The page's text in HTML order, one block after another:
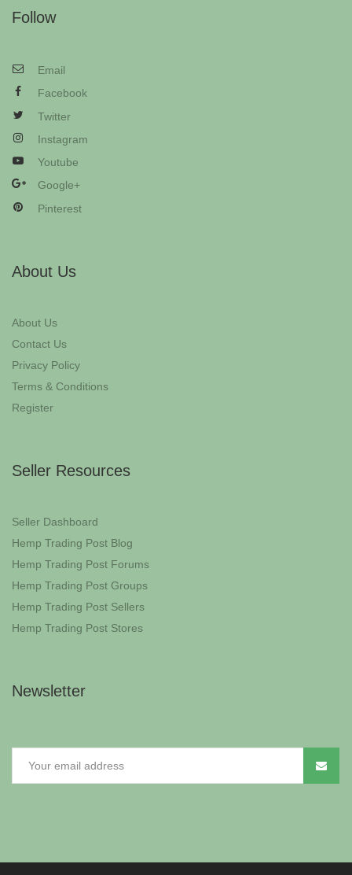
Follow
Email
Facebook
Twitter
Instagram
Youtube
Google+
Pinterest
About Us
About Us
Contact Us
Privacy Policy
Terms & Conditions
Register
Seller Resources
Seller Dashboard
Hemp Trading Post Blog
Hemp Trading Post Forums
Hemp Trading Post Groups
Hemp Trading Post Sellers
Hemp Trading Post Stores
Newsletter